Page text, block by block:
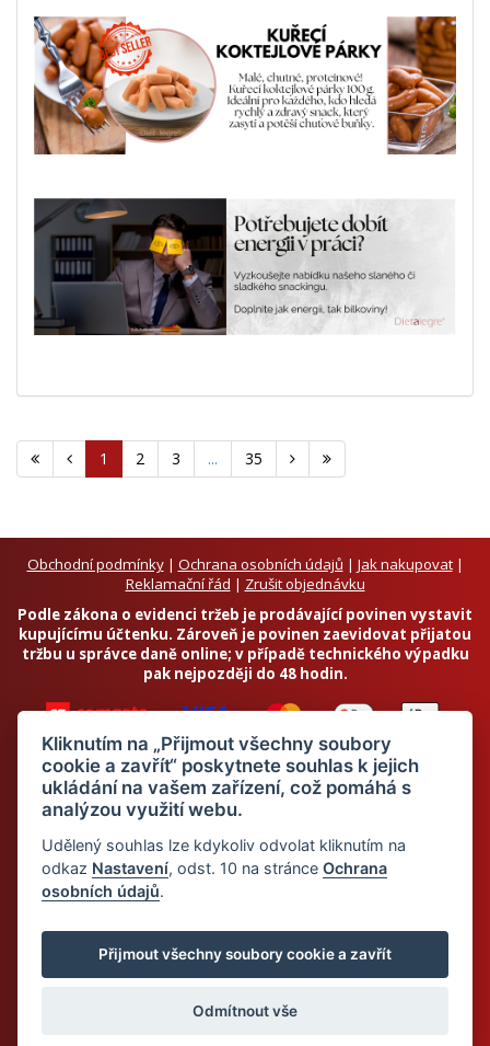
1 2 3 ... 35
Obchodní podmínky| Ochrana osobních údajů | Jak nakupovat|
Reklamační řád | Zrušit objednávku
Podle zákona o evidenci tržeb je prodávající povinen vystavit
kupujícímu účtenku. Zároveň je povinen zaevidovat přijatou
tržbu u správce daně online; v případě technického výpadku
pak nejpozději do 48 hodin.
Chci odebírat newsletter
© 2026 Dietalegre - bílkovinná dieta pro zdravé hubnutí
Kliknutím na „Přijmout všechny soubory
cookie a zavřít“ poskytnete souhlas k jejich
ukládání na vašem zařízení, což pomáhá s
analýzou využití webu.
Udělený souhlas lze kdykoliv odvolat kliknutím na
odkaz Nastavení, odst. 10 na stránceOchrana
osobních údajů.
Přijmout všechny soubory cookie a zavřít
Odmítnout vše